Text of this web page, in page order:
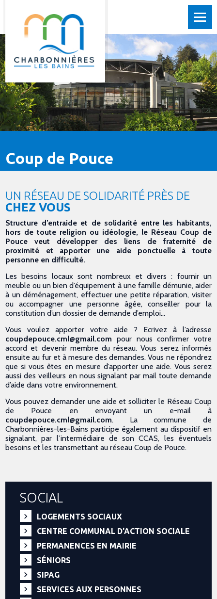
Coup de Pouce
UN RÉSEAU DE SOLIDARITÉ PRÈS DE
CHEZ VOUS
Structure d’entraide et de solidarité entre les habitants,
hors de toute religion ou idéologie, le Réseau Coup de
Pouce veut développer des liens de fraternité de
proximité et apporter une aide ponctuelle à toute
personne en difficulté.
Les besoins locaux sont nombreux et divers : fournir un
meuble ou un bien d’équipement à une famille démunie, aider
à un déménagement, effectuer une petite réparation, visiter
ou accompagner une personne âgée, conseiller pour la
constitution d’un dossier de demande d’emploi...
Vous voulez apporter votre aide ? Ecrivez à l’adresse
coupdepouce.cml@gmail.com pour nous confirmer votre
accord et devenir membre du réseau. Vous serez informés
ensuite au fur et à mesure des demandes. Vous ne répondrez
que si vous êtes en mesure d’apporter une aide. Vous serez
aussi des veilleurs en nous signalant par mail toute demande
d’aide dans votre environnement.
Vous pouvez demander une aide et solliciter le Réseau Coup
de Pouce en envoyant un e-mail à
coupdepouce.cml@gmail.com. La commune de
Charbonnières-les-Bains participe également au dispositif en
signalant, par l’intermédiaire de son CCAS, les éventuels
besoins et les transmettant au réseau Coup de Pouce.
SOCIAL
LOGEMENTS SOCIAUX
CENTRE COMMUNAL D'ACTION SOCIALE
PERMANENCES EN MAIRIE
SÉNIORS
SIPAG
SERVICES AUX PERSONNES